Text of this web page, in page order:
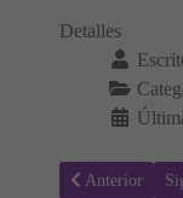
Detalles
Artículo
Anterior